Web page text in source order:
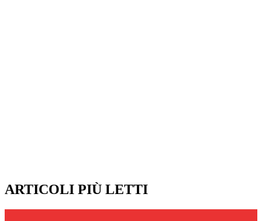
ARTICOLI PIÙ LETTI